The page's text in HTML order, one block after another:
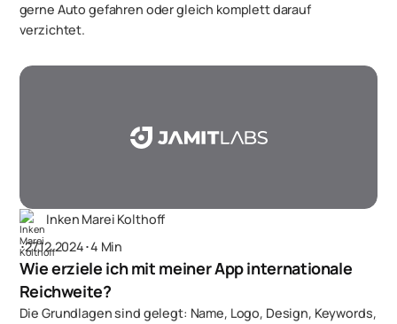
gerne Auto gefahren oder gleich komplett darauf
verzichtet.
Inken Marei Kolthoff
･27.12.2024･4 Min
Wie erziele ich mit meiner App internationale
Reichweite?
Die Grundlagen sind gelegt: Name, Logo, Design, Keywords,